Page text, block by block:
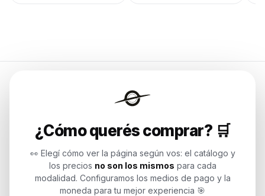
¿Cómo querés comprar? 🛒
👀 Elegí cómo ver la página según vos: el catálogo y
los precios no son los mismos para cada
modalidad. Configuramos los medios de pago y la
moneda para tu mejor experiencia 🎯
Endurances
Soluciones de tecnología para
Potenciamos tu mundo.
Time to work